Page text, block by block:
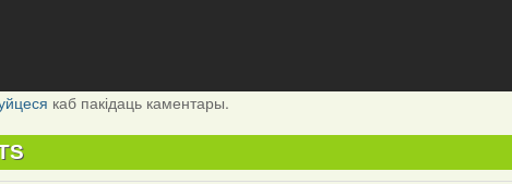
каб пакідаць каментары.